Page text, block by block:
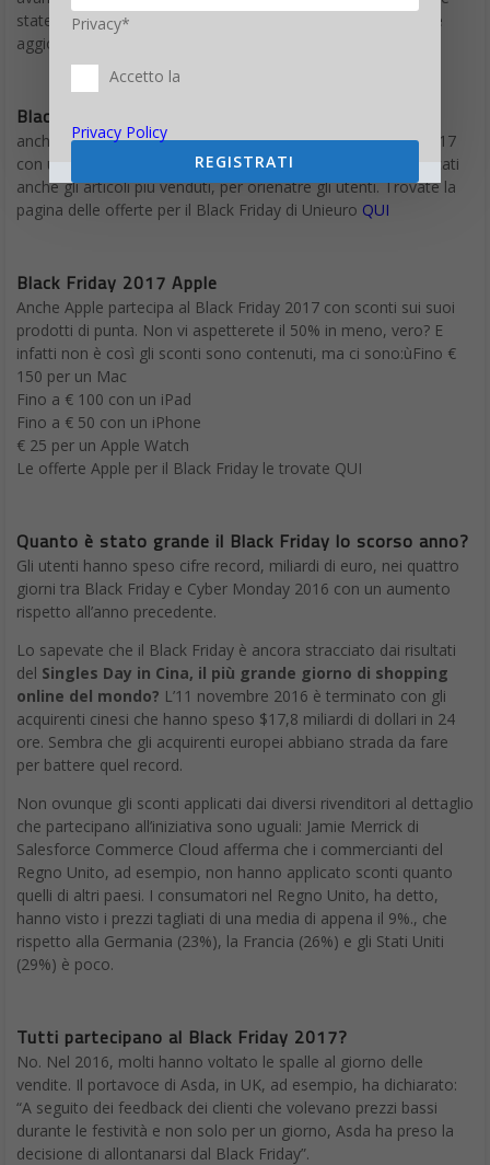
state cercando le offerte migliori per il Black Friday conviene
aggiornare spesso
Black Friday 2017 Unieuro
anche Unieuro si è lanciata decisamente nel Black Friday 2017
con una pagina dedicata ricca di offerte, dove vengono indicati
anche gli articoli più venduti, per orienatre gli utenti. Trovate la
pagina delle offerte per il Black Friday di Unieuro QUI
Black Friday 2017 Apple
Anche Apple partecipa al Black Friday 2017 con sconti sui suoi
prodotti di punta. Non vi aspetterete il 50% in meno, vero? E
infatti non è così gli sconti sono contenuti, ma ci sono:ùFino €
150 per un Mac
Fino a € 100 con un iPad
Fino a € 50 con un iPhone
€ 25 per un Apple Watch
Le offerte Apple per il Black Friday le trovate QUI
Quanto è stato grande il Black Friday lo scorso anno?
Gli utenti hanno speso cifre record, miliardi di euro, nei quattro
giorni tra Black Friday e Cyber Monday 2016 con un aumento
rispetto all’anno precedente.
Lo sapevate che il Black Friday è ancora stracciato dai risultati
del Singles Day in Cina, il più grande giorno di shopping
online del mondo? L’11 novembre 2016 è terminato con gli
acquirenti cinesi che hanno speso $17,8 miliardi di dollari in 24
ore. Sembra che gli acquirenti europei abbiano strada da fare
per battere quel record.
Non ovunque gli sconti applicati dai diversi rivenditori al dettaglio
che partecipano all’iniziativa sono uguali: Jamie Merrick di
Salesforce Commerce Cloud afferma che i commercianti del
Regno Unito, ad esempio, non hanno applicato sconti quanto
quelli di altri paesi. I consumatori nel Regno Unito, ha detto,
hanno visto i prezzi tagliati di una media di appena il 9%., che
rispetto alla Germania (23%), la Francia (26%) e gli Stati Uniti
(29%) è poco.
Tutti partecipano al Black Friday 2017?
No. Nel 2016, molti hanno voltato le spalle al giorno delle
vendite. Il portavoce di Asda, in UK, ad esempio, ha dichiarato:
“A seguito dei feedback dei clienti che volevano prezzi bassi
durante le festività e non solo per un giorno, Asda ha preso la
decisione di allontanarsi dal Black Friday”.
Privacy*
Accetto la
Privacy Policy
REGISTRATI